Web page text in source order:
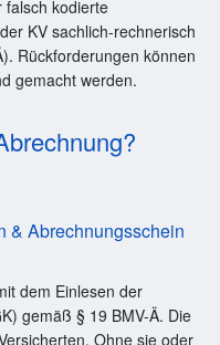
falsch kodierte
KV sachlich-rechnerisch
Rückforderungen können
gemacht werden.
& Abrechnungsschein
dem Einlesen der
gemäß § 19 BMV-Ä. Die
Ohne sie oder